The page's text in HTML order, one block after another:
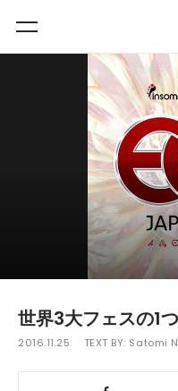
世界3大フェスの1
2016.11.25 TEXT BY: Satomi